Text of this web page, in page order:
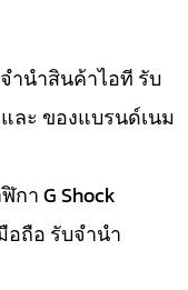
ำนำสินค้าไอที รับ
ละ ของแบรนด์เนม
า G Shock
อถือ รับจำนำ